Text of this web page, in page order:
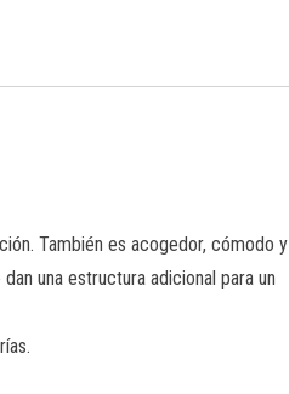
También es acogedor, cómodo y
una estructura adicional para un